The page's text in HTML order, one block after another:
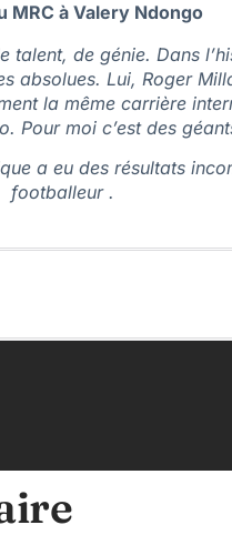
MRC à Valery Ndongo
talent, de génie. Dans
absolues. Lui, Roger
la même carrière
Pour moi c’est des
a eu des résultats
footballeur .